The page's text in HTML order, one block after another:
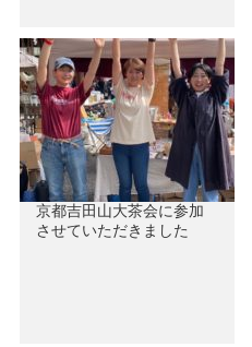
京都吉田山大茶会に参加
させていただきました